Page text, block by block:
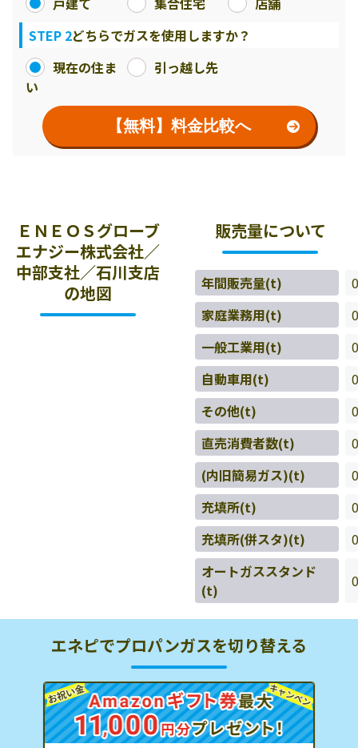
STEP 2どちらでガスを使用しますか？
現在の住ま
い
引っ越し先
【無料】料金比較へ
ＥＮＥＯＳグローブ
エナジー株式会社／
中部支社／石川支店
の地図
販売量について
年間販売量(t)
0
家庭業務用(t)
0
一般工業用(t)
0
自動車用(t)
0
その他(t)
0
直売消費者数(t)
0
(内旧簡易ガス)(t)
0
充填所(t)
0
充填所(併スタ)(t)
0
オートガススタンド
(t)
0
エネピでプロパンガスを切り替える